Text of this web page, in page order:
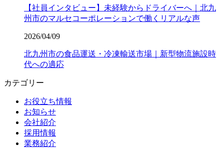
【社員インタビュー】未経験からドライバーへ｜北九
州市のマルセコーポレーションで働くリアルな声
2026/04/09
北九州市の食品運送・冷凍輸送市場｜新型物流施設時
代への適応
カテゴリー
お役立ち情報
お知らせ
会社紹介
採用情報
業務紹介